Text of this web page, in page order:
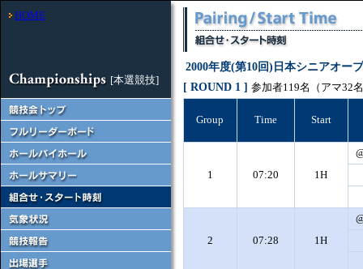
HOME
[本選競技]
2000年度(第10回)日本シニアオー
[ ROUND 1 ] 参加者119名（アマ32
Group Time Start
1 07:20 1H
2 07:28 1H